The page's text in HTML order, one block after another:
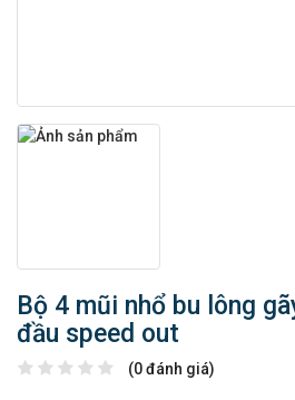
Bộ 4 mũi nhổ bu lông
đầu speed out
(0 đánh giá)